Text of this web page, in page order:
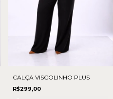
CALÇA VISCOLINHO PLUS
R$299,00